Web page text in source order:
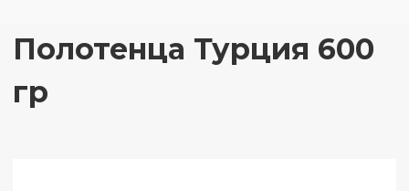
Полотенцa Турция 600
гр